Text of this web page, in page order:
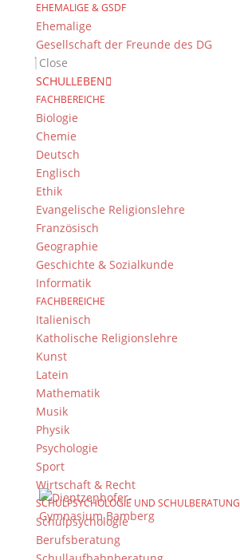
EHEMALIGE & GSDF
Ehemalige
Gesellschaft der Freunde des DG
Close
SCHULLEBEN
FACHBEREICHE
Biologie
Chemie
Deutsch
Englisch
Ethik
Evangelische Religionslehre
Französisch
Geographie
Geschichte & Sozialkunde
Informatik
FACHBEREICHE
Italienisch
Katholische Religionslehre
Kunst
Latein
Mathematik
Musik
Physik
Psychologie
Sport
Wirtschaft & Recht
SCHULPSYCHOLOGIE UND SCHULBERATUNG
Schulpsychologie
Berufsberatung